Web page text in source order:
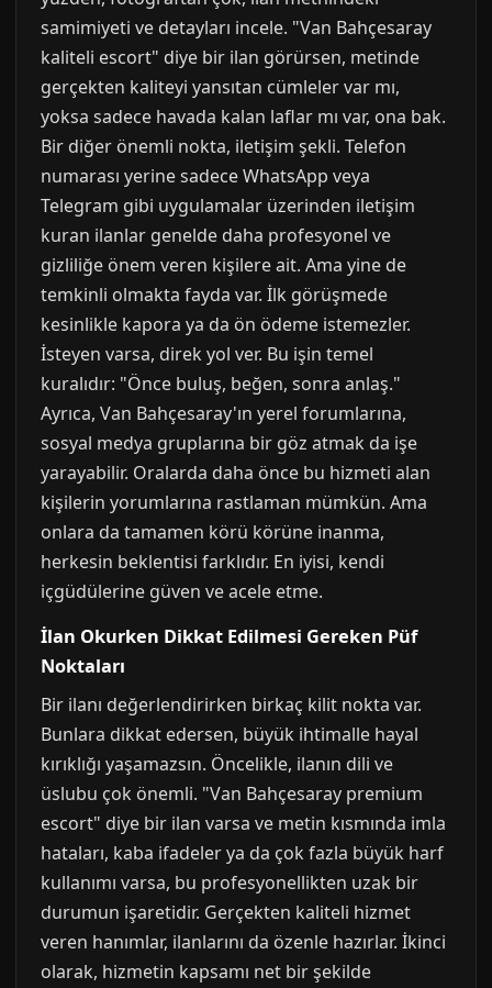
samimiyeti ve detayları incele. "Van Bahçesaray
kaliteli escort" diye bir ilan görürsen, metinde
gerçekten kaliteyi yansıtan cümleler var mı,
yoksa sadece havada kalan laflar mı var, ona bak.
Bir diğer önemli nokta, iletişim şekli. Telefon
numarası yerine sadece WhatsApp veya
Telegram gibi uygulamalar üzerinden iletişim
kuran ilanlar genelde daha profesyonel ve
gizliliğe önem veren kişilere ait. Ama yine de
temkinli olmakta fayda var. İlk görüşmede
kesinlikle kapora ya da ön ödeme istemezler.
İsteyen varsa, direk yol ver. Bu işin temel
kuralıdır: "Önce buluş, beğen, sonra anlaş."
Ayrıca, Van Bahçesaray'ın yerel forumlarına,
sosyal medya gruplarına bir göz atmak da işe
yarayabilir. Oralarda daha önce bu hizmeti alan
kişilerin yorumlarına rastlaman mümkün. Ama
onlara da tamamen körü körüne inanma,
herkesin beklentisi farklıdır. En iyisi, kendi
içgüdülerine güven ve acele etme.
İlan Okurken Dikkat Edilmesi Gereken Püf
Noktaları
Bir ilanı değerlendirirken birkaç kilit nokta var.
Bunlara dikkat edersen, büyük ihtimalle hayal
kırıklığı yaşamazsın. Öncelikle, ilanın dili ve
üslubu çok önemli. "Van Bahçesaray premium
escort" diye bir ilan varsa ve metin kısmında imla
hataları, kaba ifadeler ya da çok fazla büyük harf
kullanımı varsa, bu profesyonellikten uzak bir
durumun işaretidir. Gerçekten kaliteli hizmet
veren hanımlar, ilanlarını da özenle hazırlar. İkinci
olarak, hizmetin kapsamı net bir şekilde